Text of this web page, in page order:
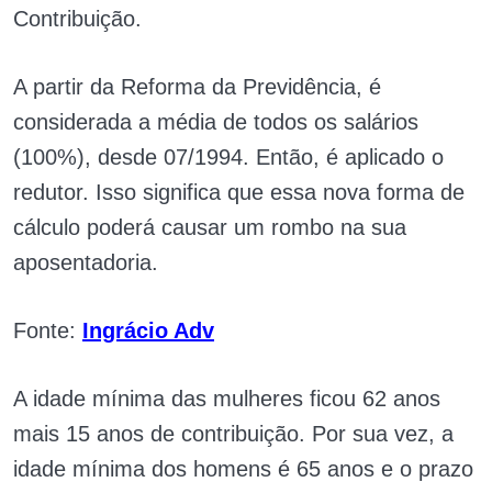
Contribuição.
A partir da Reforma da Previdência, é
considerada a média de todos os salários
(100%), desde 07/1994. Então, é aplicado o
redutor. Isso significa que essa nova forma de
cálculo poderá causar um rombo na sua
aposentadoria.
Fonte: Ingrácio Adv
A idade mínima das mulheres ficou 62 anos
mais 15 anos de contribuição. Por sua vez, a
idade mínima dos homens é 65 anos e o prazo